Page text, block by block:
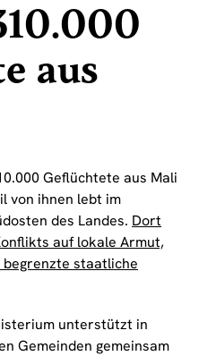
aus
Geflüchtete aus Mali
von ihnen lebt im
des Landes. Dort
auf lokale Armut,
staatliche
unterstützt in
Gemeinden gemeinsam